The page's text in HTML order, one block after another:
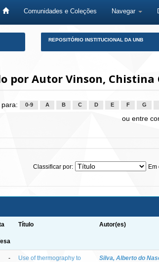
Comunidades e Coleções Navegar
REPOSITÓRIO INSTITUCIONAL DA UNB
por Autor Vinson, Chistina
para: 0-9 A B C D E F G
ou entre
Classificar por: Em
Título Autor(es)
-
Use of thermography to
Silva, Alberto do